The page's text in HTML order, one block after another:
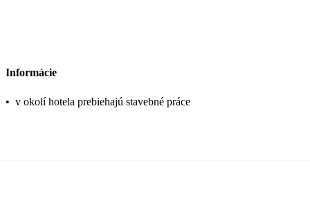
Informácie
• v okolí hotela prebiehajú stavebné práce